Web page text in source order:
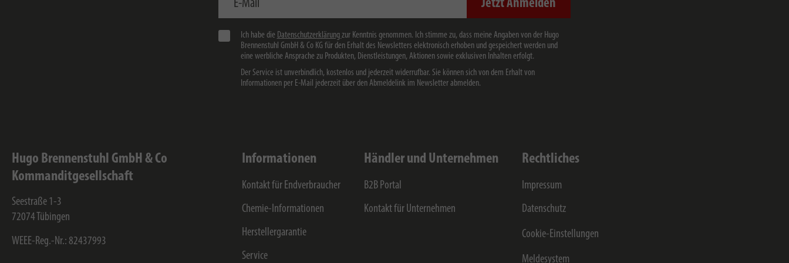
Jetzt Anmelden
Ich habe die Datenschutzerklärungzur Kenntnis genommen. Ich stimme zu, dass meine Angaben von der Hugo
Brennenstuhl GmbH & Co KG für den Erhalt des Newsletters elektronisch erhoben und gespeichert werden und
eine werbliche Ansprache zu Produkten, Dienstleistungen, Aktionen sowie exklusiven Inhalten erfolgt.
Der Service ist unverbindlich, kostenlos und jederzeit widerrufbar. Sie können sich von dem Erhalt von
Informationen per E-Mail jederzeit über den Abmeldelink im Newsletter abmelden.
Hugo Brennenstuhl GmbH & Co
Kommanditgesellschaft
Seestraße 1-3
72074 Tübingen
WEEE-Reg.-Nr.: 82437993
Informationen
Kontakt für Endverbraucher
Chemie-Informationen
Herstellergarantie
Service
Händler und Unternehmen
B2B Portal
Kontakt für Unternehmen
Rechtliches
Impressum
Datenschutz
Cookie-Einstellungen
Meldesystem